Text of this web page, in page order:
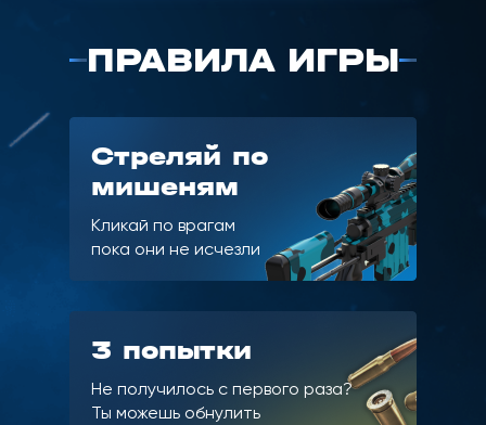
ПРАВИЛА ИГРЫ
Стреляй по
мишеням
Кликай по врагам
пока они не исчезли
3 попытки
Не получилось с первого раза?
Ты можешь обнулить